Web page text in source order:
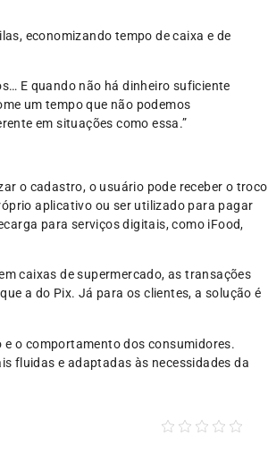
economizando tempo de caixa e de
E quando não há dinheiro suficiente
um tempo que não podemos
em situações como essa.”
o cadastro, o usuário pode receber o troco
aplicativo ou ser utilizado para pagar
para serviços digitais, como iFood,
caixas de supermercado, as transações
a do Pix. Já para os clientes, a solução é
o comportamento dos consumidores.
fluidas e adaptadas às necessidades da